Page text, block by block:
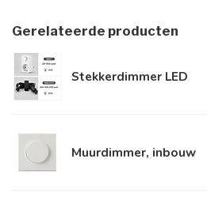
Gerelateerde producten
Stekkerdimmer LED
Muurdimmer, inbouw